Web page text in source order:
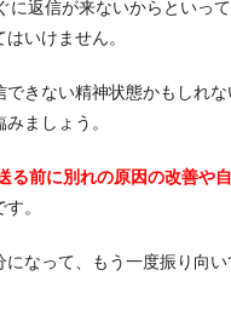
に返信が来ないからといっ
いけません。
できない精神状態かもしれな
ましょう。
る前に別れの原因の改善や
。
になって、もう一度振り向い